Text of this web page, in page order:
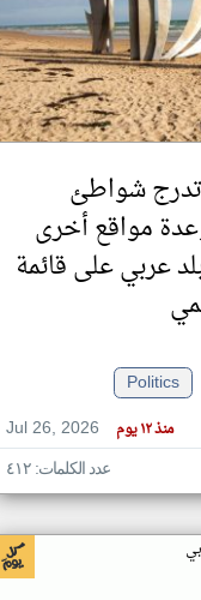
تدرج شواطئ
مواقع أخرى
عربي على قائمة
Politics
Jul 26, 2026
منذ ١٢ يوم
عدد الكلمات: ٤١٢